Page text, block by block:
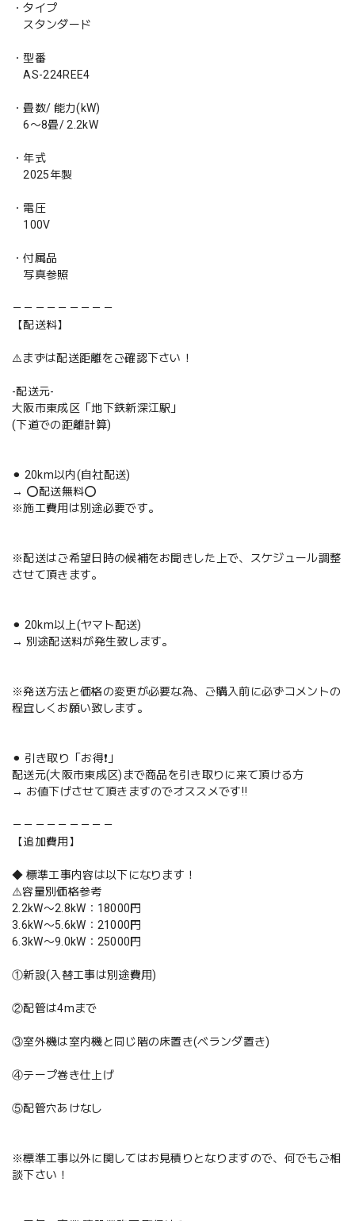
・タイプ
スタンダード
・型番
AS-224REE4
・畳数/ 能力(kW)
6〜8畳/ 2.2kW
・年式
2025年製
・電圧
100V
・付属品
写真参照
－－－－－－－－－
【配送料】
⚠️まずは配送距離をご確認下さい！
-配送元-
大阪市東成区「地下鉄新深江駅」
(下道での距離計算)
⚫︎ 20km以内(自社配送)
→ ⭕️配送無料⭕️
※施工費用は別途必要です。
※配送はご希望日時の候補をお聞きした上で、スケジュール調整
させて頂きます。
⚫︎ 20km以上(ヤマト配送)
→ 別途配送料が発生致します。
※発送方法と価格の変更が必要な為、ご購入前に必ずコメントの
程宜しくお願い致します。
⚫︎ 引き取り「お得❗️」
配送元(大阪市東成区)まで商品を引き取りに来て頂ける方
→ お値下げさせて頂きますのでオススメです‼️
－－－－－－－－－
【追加費用】
◆ 標準工事内容は以下になります！
⚠️容量別価格参考
2.2kW〜2.8kW：18000円
3.6kW〜5.6kW：21000円
6.3kW〜9.0kW：25000円
①新設(入替工事は別途費用)
②配管は4mまで
③室外機は室内機と同じ階の床置き(ベランダ置き)
④テープ巻き仕上げ
⑤配管穴あけなし
※標準工事以外に関してはお見積りとなりますので、何でもご相
談下さい！